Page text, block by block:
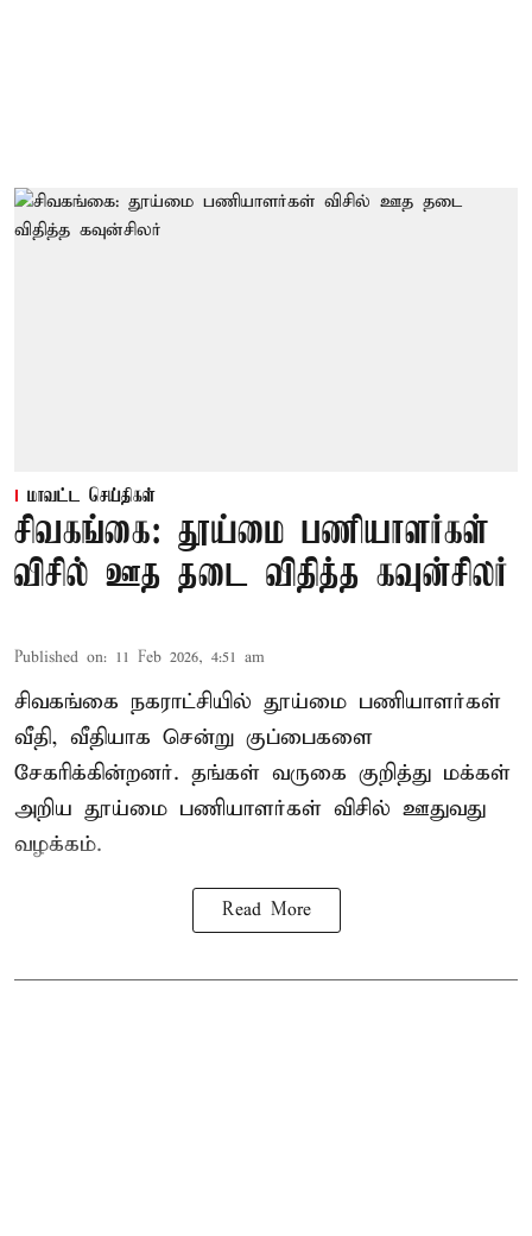
மாவட்ட செய்திகள்
சிவகங்கை: தூய்மை பணியாளர்கள்
விசில் ஊத தடை விதித்த கவுன்சிலர்
Published on: 11 Feb 2026, 4:51 am
சிவகங்கை நகராட்சியில் தூய்மை பணியாளர்கள்
வீதி, வீதியாக சென்று குப்பைகளை
சேகரிக்கின்றனர். தங்கள் வருகை குறித்து மக்கள்
அறிய தூய்மை பணியாளர்கள் விசில் ஊதுவது
வழக்கம்.
Read More